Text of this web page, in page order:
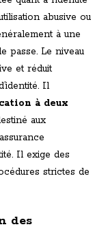
abusive ou
à une
passe. Le niveau
et réduit
Il
à deux
aux
Il exige des
strictes de
des